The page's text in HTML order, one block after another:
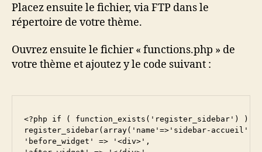
Placez ensuite le fichier, via FTP dans le
répertoire de votre thème.
Ouvrez ensuite le fichier « functions.php » de
votre thème et ajoutez y le code suivant :
<?php if ( function_exists('register_sidebar') )
register_sidebar(array('name'=>'sidebar-accueil',
'before_widget' => '<div>',